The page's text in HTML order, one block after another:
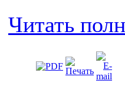
Читать